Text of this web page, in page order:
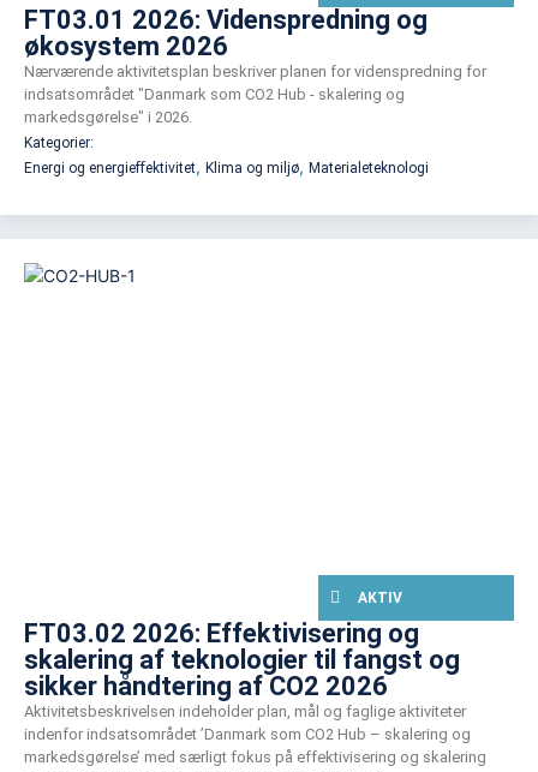
FT03.01 2026: Videnspredning og
økosystem 2026
Nærværende aktivitetsplan beskriver planen for videnspredning for
indsatsområdet "Danmark som CO2 Hub - skalering og
markedsgørelse" i 2026.
Kategorier:
Energi og energieffektivitet, Klima og miljø, Materialeteknologi
AKTIV
FT03.02 2026: Effektivisering og
skalering af teknologier til fangst og
sikker håndtering af CO2 2026
Aktivitetsbeskrivelsen indeholder plan, mål og faglige aktiviteter
indenfor indsatsområdet ’Danmark som CO2 Hub – skalering og
markedsgørelse’ med særligt fokus på effektivisering og skalering